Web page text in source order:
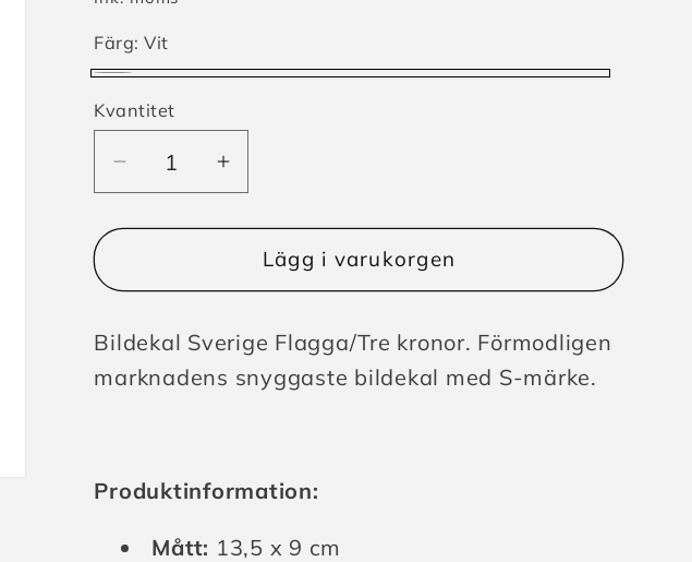
Färg:Vit
Kvantitet
Minska
kvantitet
för
Sverige
kronor
Öka
kvantitet
för
Bildekal
Sverige
kronor
Lägg i varukorgen
Bildekal Sverige Flagga/Tre kronor. Förmodligen
marknadens snyggaste bildekal med S-märke.
Produktinformation:
Mått: 13,5 x 9 cm